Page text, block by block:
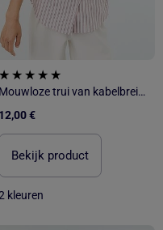
Mouwloze trui van kabelbreisel
12,00 €
Bekijk product
kleuren